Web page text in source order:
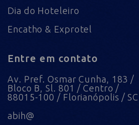
Dia do Hoteleiro
Encatho & Exprotel
Entre em contato
Av. Pref. Osmar Cunha, 183 /
Bloco B, Sl. 801 / Centro /
88015-100 / Florianópolis / SC
abih@